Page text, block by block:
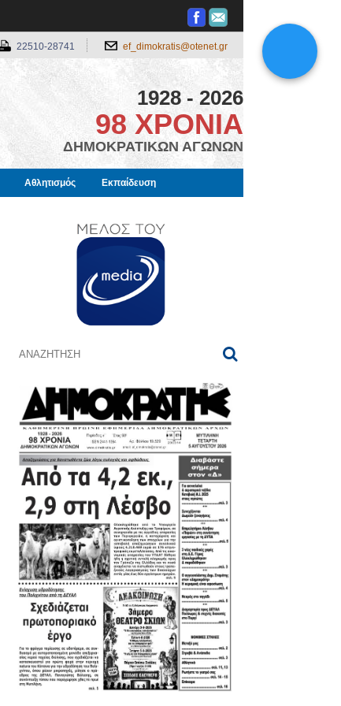
22510-28741 ef_dimokratis@otenet.gr
1928 - 2026
98 ΧΡΟΝΙΑ
ΔΗΜΟΚΡΑΤΙΚΩΝ ΑΓΩΝΩΝ
Αθλητισμός Εκπαίδευση